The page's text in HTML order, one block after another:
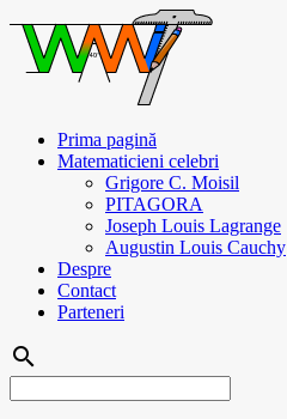
Prima pagină
Matematicieni celebri
Grigore C. Moisil
PITAGORA
Joseph Louis Lagrange
Augustin Louis Cauchy
Despre
Contact
Parteneri
search